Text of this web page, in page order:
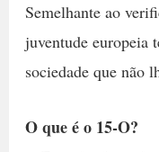
Semelhante ao
juventude europeia
sociedade que não
O que é o 15-O?